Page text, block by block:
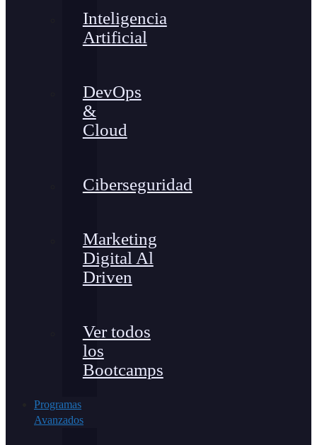
Inteligencia
Artificial
DevOps
&
Cloud
Ciberseguridad
Marketing
Digital Al
Driven
Ver todos
los
Bootcamps
Programas
Avanzados